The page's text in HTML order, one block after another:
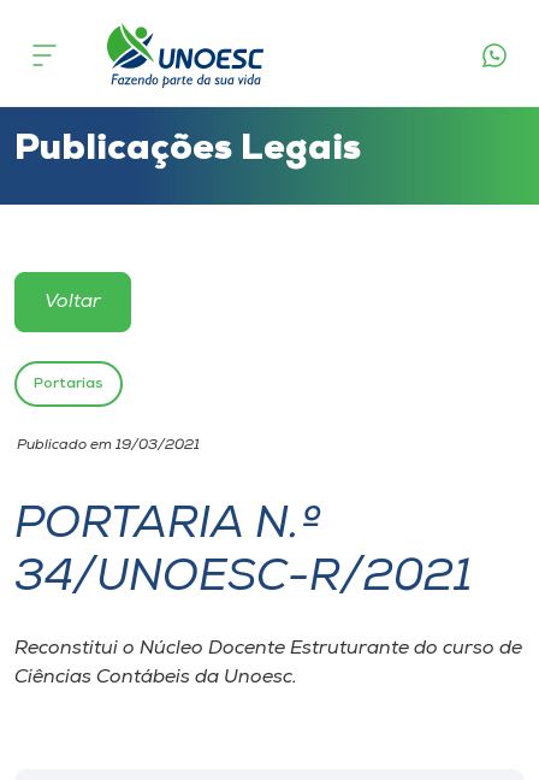
Cursos
Atendimento ao Estudante
Portal de Ensino
Unoesc
Internacionalização
I.nova
Diplomados
Publicações Legais
Voltar
Portarias
Publicado em 19/03/2021
PORTARIA N.º
34/UNOESC-R/2021
Reconstitui o Núcleo Docente Estruturante do curso de
Ciências Contábeis da Unoesc.